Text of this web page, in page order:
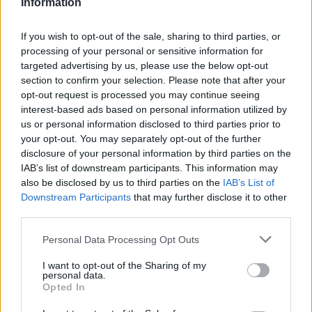
Information
If you wish to opt-out of the sale, sharing to third parties, or
processing of your personal or sensitive information for
targeted advertising by us, please use the below opt-out
section to confirm your selection. Please note that after your
opt-out request is processed you may continue seeing
interest-based ads based on personal information utilized by
us or personal information disclosed to third parties prior to
your opt-out. You may separately opt-out of the further
disclosure of your personal information by third parties on the
IAB’s list of downstream participants. This information may
also be disclosed by us to third parties on the IAB’s List of
Downstream Participants that may further disclose it to other
Please note that this website/app uses one or more Google
not limited to your visit or usage behaviour. You may click to
grant or deny consent to Google and its third-party tags to
use your data for below specified purposes in below Google
consent section.
Personal Data Processing Opt Outs
I want to opt-out of the Sharing of my
personal data.
Opted In
bőrünkben lenni? Ha elsőre nehéz megválaszolni ezt a kérdést, akkor
tudatosabbak arra nézve, hogy miért is jó saját magunkkal lenni. Az
önelfogadás gyakorlása a perfekcionizmus egyik fontos ellenszere.
Írjuk át a „Mindent vagy semmit” típusú gondolkodást!
Gyakran gondoljuk úgy, hogy ha nem 100%-ot teljesítettünk valamiben,
akkor elbuktunk. Azért esünk bele ebbe a gondolkodási mintába, mert
agyunk egyszerűsíteni szeretne, és könnyebb a „fekete és a fehér” közül
választani, mintsem a színpaletta különböző árnyalatait böngészni. Ezzel
a gondolkodással azonban számos részlet felett szemet hunyunk.
Anélkül is elérhetjük ugyanazokat a céljainkat, ha nem tökéletesen
teljesítünk. Akkor is meglesz a nyelvvizsgánk, ha ’csak’ 85 %-ot teljesítünk
a 100% helyett, ráadásul rengeteg plusz energiánk is megmarad, amit
aggódásra és a túlzott megfelelésre fordítottunk azelőtt.
perfekcionizmustpróbáljuk meg kicserélni
, s nézzük meg
az eredményét.
Definiáljuk újra a hibázást!